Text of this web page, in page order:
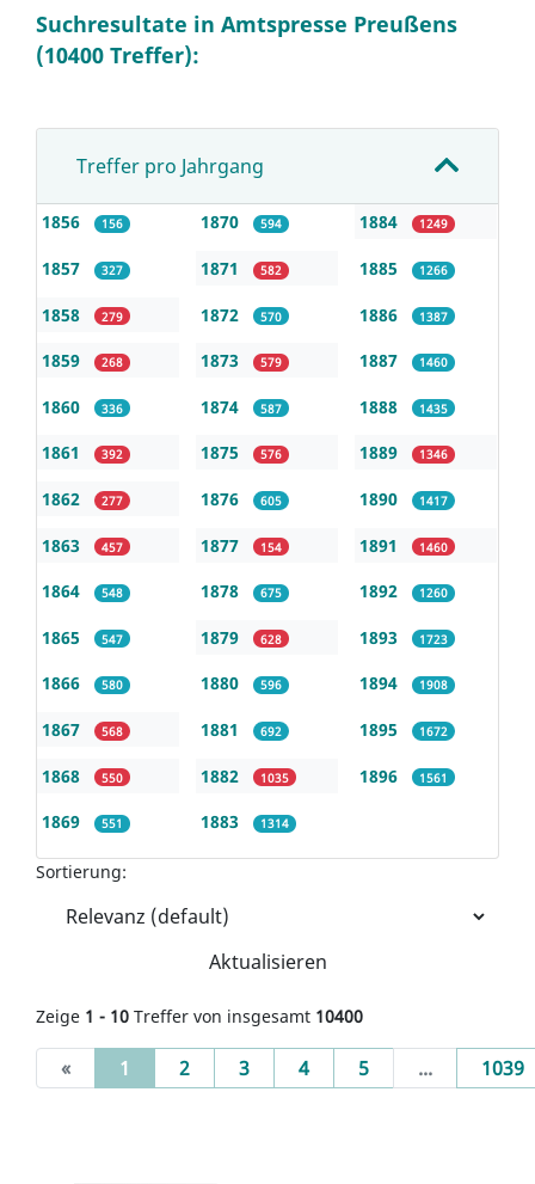
Suchresultate in Amtspresse Preußens
(10400 Treffer):
Treffer pro Jahrgang
1856 156
1857 327
1858 279
1859 268
1860 336
1861 392
1862 277
1863 457
1864 548
1865 547
1866 580
1867 568
1868 550
1869 551
1870 594
1871 582
1872 570
1873 579
1874 587
1875 576
1876 605
1877 154
1878 675
1879 628
1880 596
1881 692
1882 1035
1883 1314
1884 1249
1885 1266
1886 1387
1887 1460
1888 1435
1889 1346
1890 1417
1891 1460
1892 1260
1893 1723
1894 1908
1895 1672
1896 1561
Sortierung:
Aktualisieren
Zeige 1 - 10 Treffer von insgesamt 10400
« 1 (current)
2 3 4 5 ... 1039